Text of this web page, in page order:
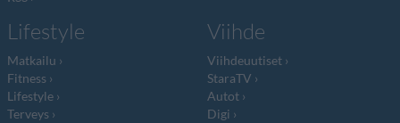
Lifestyle
Matkailu
Fitness
Lifestyle
Terveys
Viihde
Viihdeuutiset
StaraTV
Autot
Digi